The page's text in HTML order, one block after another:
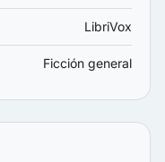
LibriVox
Ficción general